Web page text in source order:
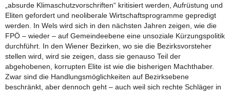
„absurde Klimaschutzvorschriften“ kritisiert werden, Aufrüstung und
Eliten gefordert und neoliberale Wirtschaftsprogramme gepredigt
werden. In Wels wird sich in den nächsten Jahren zeigen, wie die
FPÖ – wieder – auf Gemeindeebene eine unsoziale Kürzungspolitik
durchführt. In den Wiener Bezirken, wo sie die Bezirksvorsteher
stellen wird, wird sie zeigen, dass sie genauso Teil der
abgehobenen, korrupten Elite ist wie die bisherigen Machthaber.
Zwar sind die Handlungsmöglichkeiten auf Bezirksebene
beschränkt, aber dennoch geht – auch weil sich rechte Schläger in